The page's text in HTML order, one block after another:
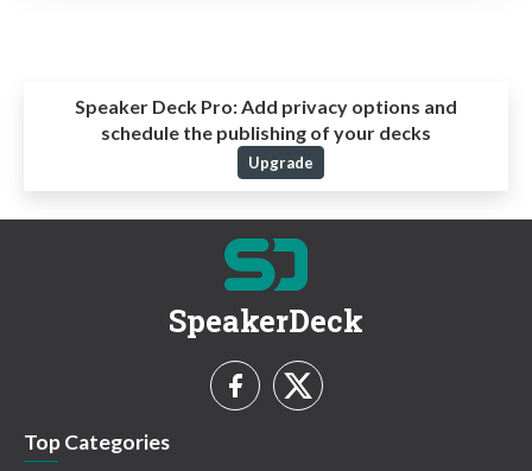
Speaker Deck Pro:Add privacy options and
schedule the publishing of your decks
Upgrade
SpeakerDeck
Top Categories